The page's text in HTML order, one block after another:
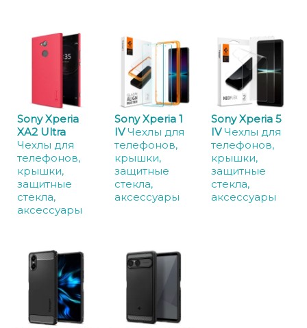
Sony Xperia
XA2 Ultra
Чехлы для
телефонов,
крышки,
защитные
стекла,
аксессуары
Sony Xperia 1
IVЧехлы для
телефонов,
крышки,
защитные
стекла,
аксессуары
Sony Xperia 5
IVЧехлы для
телефонов,
крышки,
защитные
стекла,
аксессуары